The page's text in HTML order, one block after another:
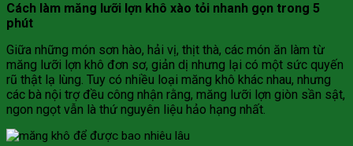
Cách làm măng lưỡi lợn khô xào tỏi nhanh gọn trong 5
phút
Giữa những món sơn hào, hải vị, thịt thà, các món ăn làm từ
măng lưỡi lợn khô đơn sơ, giản dị nhưng lại có một sức quyến
rũ thật lạ lùng. Tuy có nhiều loại măng khô khác nhau, nhưng
các bà nội trợ đều công nhận rằng, măng lưỡi lợn giòn sần sật,
ngon ngọt vẫn là thứ nguyên liệu hảo hạng nhất.